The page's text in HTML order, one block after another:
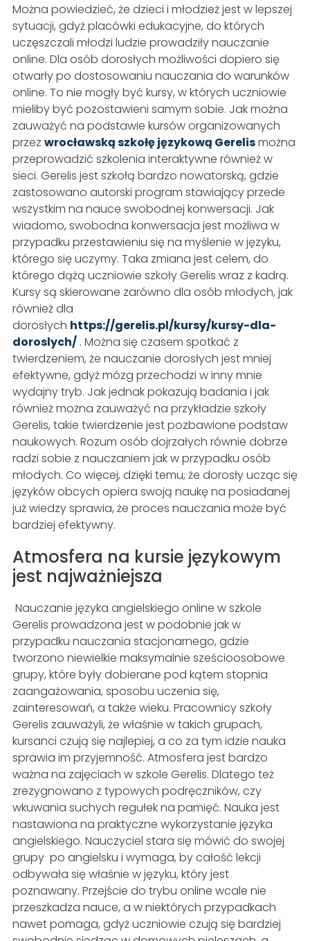
Można powiedzieć, że dzieci i młodzież jest w lepszej
sytuacji, gdyż placówki edukacyjne, do których
uczęszczali młodzi ludzie prowadziły nauczanie
online. Dla osób dorosłych możliwości dopiero się
otwarły po dostosowaniu nauczania do warunków
online. To nie mogły być kursy, w których uczniowie
mieliby być pozostawieni samym sobie. Jak można
zauważyć na podstawie kursów organizowanych
przez wrocławską szkołę językową Gerelismożna
przeprowadzić szkolenia interaktywne również w
sieci. Gerelis jest szkołą bardzo nowatorską, gdzie
zastosowano autorski program stawiający przede
wszystkim na nauce swobodnej konwersacji. Jak
wiadomo, swobodna konwersacja jest możliwa w
przypadku przestawieniu się na myślenie w języku,
którego się uczymy. Taka zmiana jest celem, do
którego dążą uczniowie szkoły Gerelis wraz z kadrą.
Kursy są skierowane zarówno dla osób młodych, jak
również dla
dorosłych https://gerelis.pl/kursy/kursy-dla-
doroslych/. Można się czasem spotkać z
twierdzeniem, że nauczanie dorosłych jest mniej
efektywne, gdyż mózg przechodzi w inny mnie
wydajny tryb. Jak jednak pokazują badania i jak
również można zauważyć na przykładzie szkoły
Gerelis, takie twierdzenie jest pozbawione podstaw
naukowych. Rozum osób dojrzałych równie dobrze
radzi sobie z nauczaniem jak w przypadku osób
młodych. Co więcej, dzięki temu, że dorosły ucząc się
języków obcych opiera swoją naukę na posiadanej
już wiedzy sprawia, że proces nauczania może być
bardziej efektywny.
Atmosfera na kursie językowym
jest najważniejsza
Nauczanie języka angielskiego online w szkole
Gerelis prowadzona jest w podobnie jak w
przypadku nauczania stacjonarnego, gdzie
tworzono niewielkie maksymalnie sześcioosobowe
grupy, które były dobierane pod kątem stopnia
zaangażowania, sposobu uczenia się,
zainteresowań, a także wieku. Pracownicy szkoły
Gerelis zauważyli, że właśnie w takich grupach,
kursanci czują się najlepiej, a co za tym idzie nauka
sprawia im przyjemność. Atmosfera jest bardzo
ważna na zajęciach w szkole Gerelis. Dlatego też
zrezygnowano z typowych podręczników, czy
wkuwania suchych regułek na pamięć. Nauka jest
nastawiona na praktyczne wykorzystanie języka
angielskiego. Nauczyciel stara się mówić do swojej
grupy po angielsku i wymaga, by całość lekcji
odbywała się właśnie w języku, który jest
poznawany. Przejście do trybu online wcale nie
przeszkadza nauce, a w niektórych przypadkach
nawet pomaga, gdyż uczniowie czują się bardziej